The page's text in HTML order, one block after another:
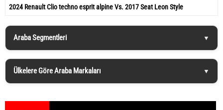
2024 Renault Clio techno esprit alpine Vs. 2017 Seat Leon Style
Araba Segmentleri
Ülkelere Göre Araba Markaları